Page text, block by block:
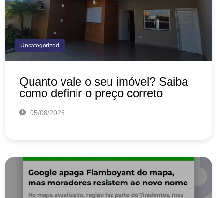
Uncategorized
Quanto vale o seu imóvel? Saiba
como definir o preço correto
05/08/2026